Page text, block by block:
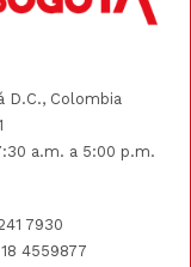
D.C., Colombia
a.m. a 5:00 p.m.
7930
4559877